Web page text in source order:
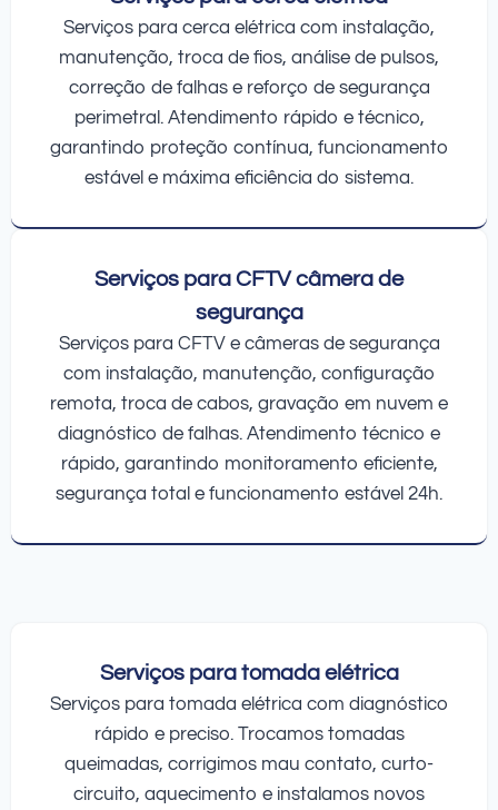
Serviços para cerca elétrica com instalação,
manutenção, troca de fios, análise de pulsos,
correção de falhas e reforço de segurança
perimetral. Atendimento rápido e técnico,
garantindo proteção contínua, funcionamento
estável e máxima eficiência do sistema.
Serviços para CFTV câmera de
segurança
Serviços para CFTV e câmeras de segurança
com instalação, manutenção, configuração
remota, troca de cabos, gravação em nuvem e
diagnóstico de falhas. Atendimento técnico e
rápido, garantindo monitoramento eficiente,
segurança total e funcionamento estável 24h.
Serviços para tomada elétrica
Serviços para tomada elétrica com diagnóstico
rápido e preciso. Trocamos tomadas
queimadas, corrigimos mau contato, curto-
circuito, aquecimento e instalamos novos